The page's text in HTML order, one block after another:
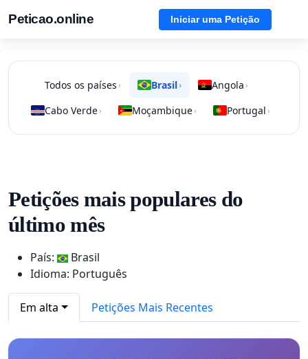
Peticao.online Iniciar uma Petição
Todos os países › Brasil› Angola ›
Cabo Verde› Moçambique› Portugal ›
Petições mais populares do
último mês
País:
Brasil
Idioma: Português
Em alta Petições Mais Recentes